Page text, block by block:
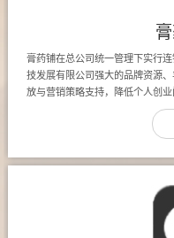
膏药铺在总公司统一管理下实行
技发展有限公司强大的品牌资源
放与营销策略支持，降低个人创业